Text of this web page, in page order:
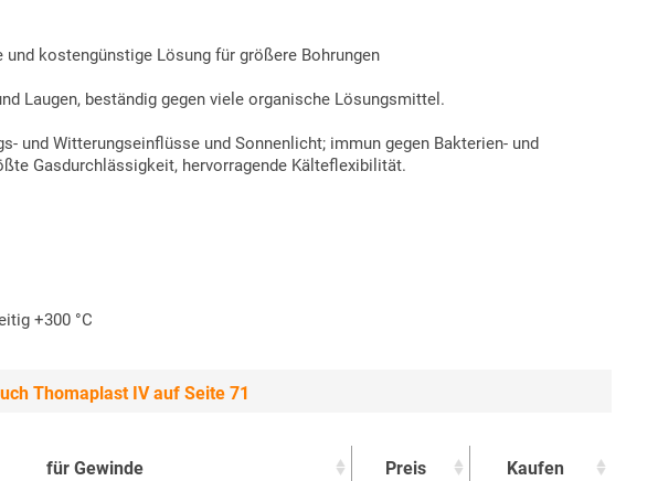
kostengünstige Lösung für größere Bohrungen
Laugen, beständig gegen viele organische Lösungsmittel.
und Witterungseinflüsse und Sonnenlicht; immun gegen Bakterien- und
Gasdurchlässigkeit, hervorragende Kälteflexibilität.
+300 °C
Thomaplast IV auf Seite 71
für Gewinde
Preis
Kaufen